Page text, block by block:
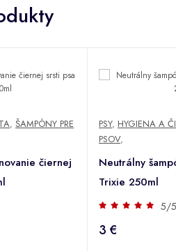
, ŠAMPÓNY PRE
čiernej
PSY, HYGIENA A
PSOV,
Neutrálny
Trixie 250ml
5/5
3 €